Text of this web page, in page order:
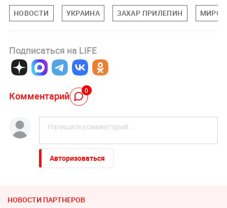
НОВОСТИ УКРАИНА ЗАХАР ПРИЛЕПИН
Подписаться на LIFE
Комментарий 0
Авторизоваться
НОВОСТИ ПАРТНЕРОВ